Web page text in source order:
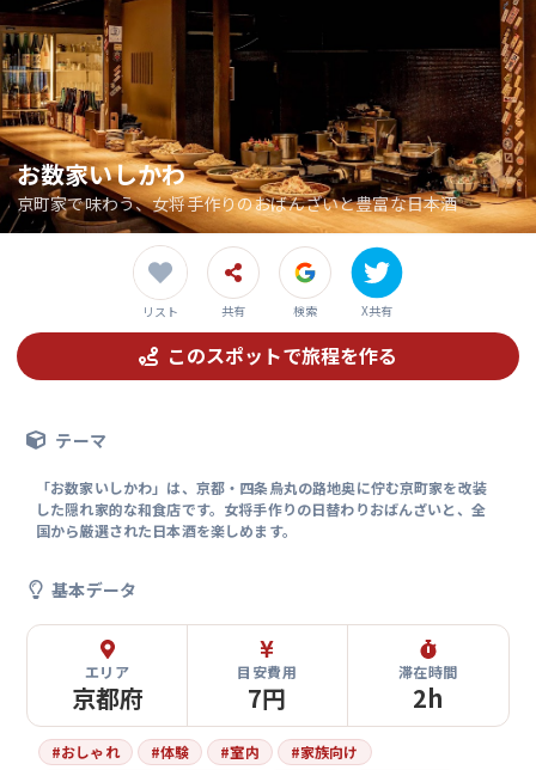
お数家いしかわ
京町家で味わう、女将手作りのおばんざいと豊富な日本酒
リスト 共有 検索 X共有
このスポットで旅程を作る
テーマ
「お数家いしかわ」は、京都・四条烏丸の路地奥に佇む京町家を改装
した隠れ家的な和食店です。女将手作りの日替わりおばんざいと、全
国から厳選された日本酒を楽しめます。
基本データ
エリア
京都府
目安費用
7円
滞在時間
2h
#おしゃれ #体験 #室内 #家族向け